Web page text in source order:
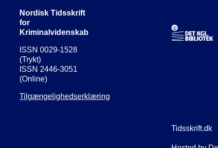
Nordisk Tidsskrift
for
Kriminalvidenskab
ISSN 0029-1528
(Trykt)
ISSN 2446-3051
(Online)
Tilgængelighedserklæring